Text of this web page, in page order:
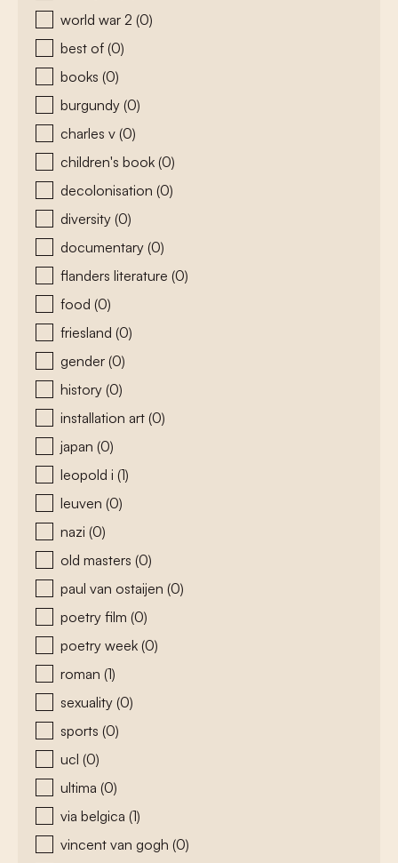
world war 2 (0)
best of (0)
books (0)
burgundy (0)
charles v (0)
children's book (0)
decolonisation (0)
diversity (0)
documentary (0)
flanders literature (0)
food (0)
friesland (0)
gender (0)
history (0)
installation art (0)
japan (0)
leopold i (1)
leuven (0)
nazi (0)
old masters (0)
paul van ostaijen (0)
poetry film (0)
poetry week (0)
roman (1)
sexuality (0)
sports (0)
ucl (0)
ultima (0)
via belgica (1)
vincent van gogh (0)